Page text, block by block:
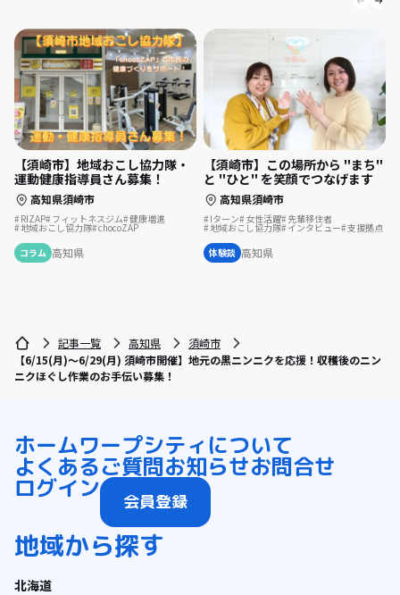
【須崎市】地域おこし協力隊・
運動健康指導員さん募集！
高知県須崎市
RIZAP フィットネスジム 健康増進
地域おこし協力隊 chocoZAP
コラム 高知県
【須崎市】この場所から "まち"
と "ひと" を笑顔でつなげます
高知県須崎市
Iターン 女性活躍 先輩移住者
地域おこし協力隊 インタビュー 支援拠点
体験談 高知県
記事一覧 高知県
須崎市
【6/15(月)〜6/29(月) 須崎市開催】地元の黒ニンニクを応援！収穫後のニン
ニクほぐし作業のお手伝い募集！
ホームワープシティについて
よくあるご質問お知らせお問合せ
ログイン 会員登録
地域から探す
北海道